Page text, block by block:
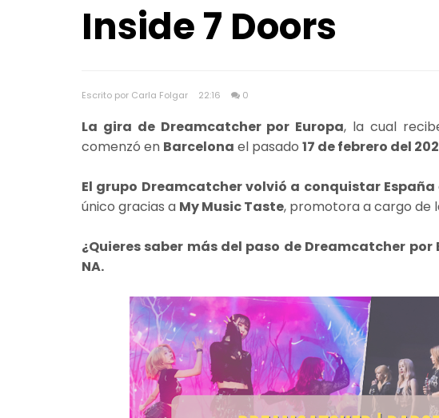
Inside 7 Doors
Escrito por Carla Folgar 22:16 0
La gira de Dreamcatcher por Europa, la cual
comenzó en Barcelona el pasado 17 de febrero del
El grupo Dreamcatcher volvió a conquistar España
único gracias a My Music Taste, promotora a cargo de
¿Quieres saber más del paso de Dreamcatcher por
NA.